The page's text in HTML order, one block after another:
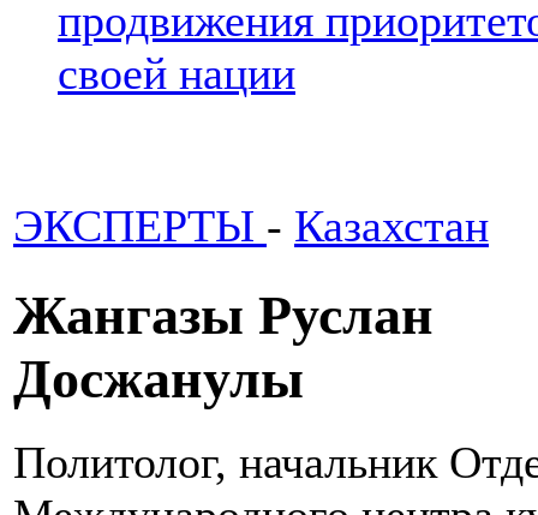
продвижения
своей нации
ЭКСПЕРТЫ - Казахстан
Жангазы Руслан
Досжанулы
Политолог, начальник